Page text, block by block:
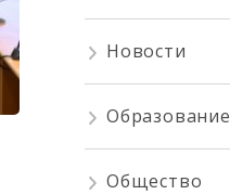
Новости
Образование
Общество